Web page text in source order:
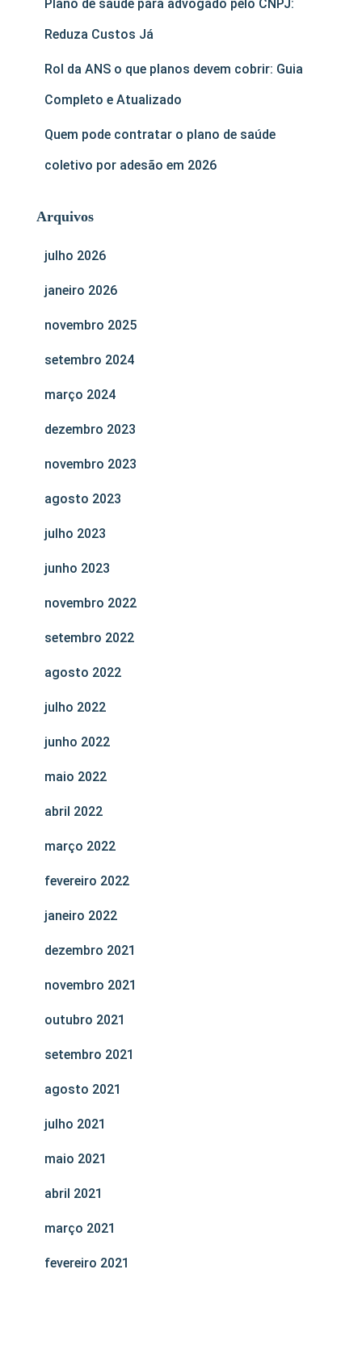
Plano de saúde para advogado pelo CNPJ:
Reduza Custos Já
Rol da ANS o que planos devem cobrir: Guia
Completo e Atualizado
Quem pode contratar o plano de saúde
coletivo por adesão em 2026
Arquivos
julho 2026
janeiro 2026
novembro 2025
setembro 2024
março 2024
dezembro 2023
novembro 2023
agosto 2023
julho 2023
junho 2023
novembro 2022
setembro 2022
agosto 2022
julho 2022
junho 2022
maio 2022
abril 2022
março 2022
fevereiro 2022
janeiro 2022
dezembro 2021
novembro 2021
outubro 2021
setembro 2021
agosto 2021
julho 2021
maio 2021
abril 2021
março 2021
fevereiro 2021